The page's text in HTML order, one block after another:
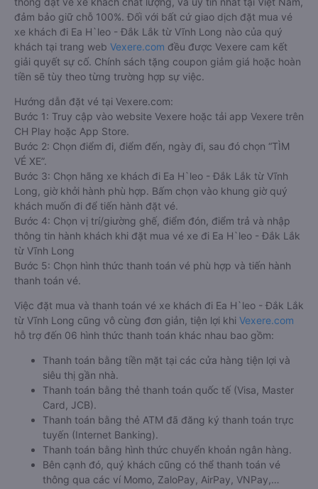
đảm bảo giữ chỗ 100%. Đối với bất cứ giao dịch đặt mua vé
xe khách đi Ea H`leo - Đắk Lắk từ Vĩnh Long nào của quý
khách tại trang web Vexere.com đều được Vexere cam kết
giải quyết sự cố. Chính sách tặng coupon giảm giá hoặc hoàn
tiền sẽ tùy theo từng trường hợp sự việc.
Hướng dẫn đặt vé tại Vexere.com:
Bước 1: Truy cập vào website Vexere hoặc tải app Vexere trên
CH Play hoặc App Store.
Bước 2: Chọn điểm đi, điểm đến, ngày đi, sau đó chọn “TÌM
VÉ XE”.
Bước 3: Chọn hãng xe khách đi Ea H`leo - Đắk Lắk từ Vĩnh
Long, giờ khởi hành phù hợp. Bấm chọn vào khung giờ quý
khách muốn đi để tiến hành đặt vé.
Bước 4: Chọn vị trí/giường ghế, điểm đón, điểm trả và nhập
thông tin hành khách khi đặt mua vé xe đi Ea H`leo - Đắk Lắk
từ Vĩnh Long
Bước 5: Chọn hình thức thanh toán vé phù hợp và tiến hành
thanh toán vé.
Việc đặt mua và thanh toán vé xe khách đi Ea H`leo - Đắk Lắk
từ Vĩnh Long cũng vô cùng đơn giản, tiện lợi khi Vexere.com
hỗ trợ đến 06 hình thức thanh toán khác nhau bao gồm:
Thanh toán bằng tiền mặt tại các cửa hàng tiện lợi và
siêu thị gần nhà.
Thanh toán bằng thẻ thanh toán quốc tế (Visa, Master
Card, JCB).
Thanh toán bằng thẻ ATM đã đăng ký thanh toán trực
tuyến (Internet Banking).
Thanh toán bằng hình thức chuyển khoản ngân hàng.
Bên cạnh đó, quý khách cũng có thể thanh toán vé
thông qua các ví Momo, ZaloPay, AirPay, VNPay,…